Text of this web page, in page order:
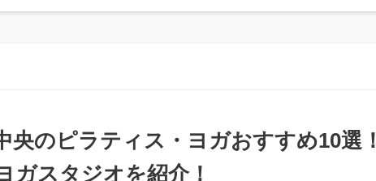
央のピラティス・ヨガおすすめ10選！
ガスタジオを紹介！